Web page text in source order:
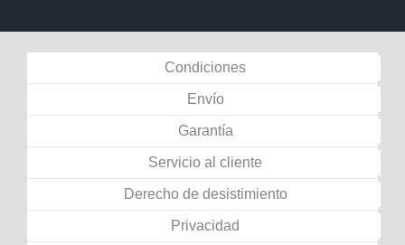
Condiciones
Envío
Garantía
Servicio al cliente
Derecho de desistimiento
Privacidad